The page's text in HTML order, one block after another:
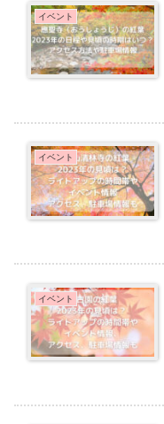
イベント
イベント
イベント